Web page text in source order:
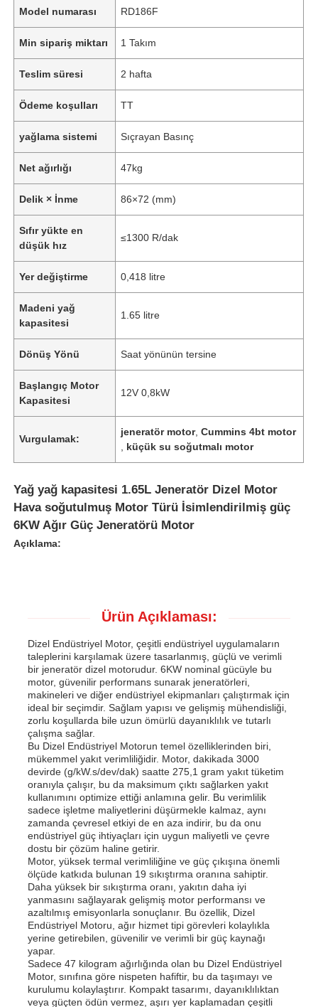
Ana sayfa
Ürünler
VİDEOLAR
Model numarası RD186F
Min sipariş miktarı 1 Takım
Teslim süresi 2 hafta
Ödeme koşulları TT
yağlama sistemi Sıçrayan Basınç
Net ağırlığı 47kg
Delik × İnme 86×72 (mm)
Sıfır yükte en
düşük hız
≤1300 R/dak
Yer değiştirme 0,418 litre
Madeni yağ
kapasitesi
1.65 litre
Dönüş Yönü Saat yönünün tersine
Başlangıç ​​Motor
Kapasitesi
12V 0,8kW
Vurgulamak:
jeneratör motor,Cummins 4bt motor
küçük su soğutmalı motor
Yağ yağ kapasitesi 1.65L Jeneratör Dizel Motor
Hava soğutulmuş Motor Türü İsimlendirilmiş güç
6KW Ağır Güç Jeneratörü Motor
Açıklama:
Ürün Açıklaması:
Dizel Endüstriyel Motor, çeşitli endüstriyel uygulamaların
taleplerini karşılamak üzere tasarlanmış, güçlü ve verimli
bir jeneratör dizel motorudur. 6KW nominal gücüyle bu
motor, güvenilir performans sunarak jeneratörleri,
makineleri ve diğer endüstriyel ekipmanları çalıştırmak için
ideal bir seçimdir. Sağlam yapısı ve gelişmiş mühendisliği,
zorlu koşullarda bile uzun ömürlü dayanıklılık ve tutarlı
çalışma sağlar.
Bu Dizel Endüstriyel Motorun temel özelliklerinden biri,
mükemmel yakıt verimliliğidir. Motor, dakikada 3000
devirde (g/kW.s/dev/dak) saatte 275,1 gram yakıt tüketim
oranıyla çalışır, bu da maksimum çıktı sağlarken yakıt
kullanımını optimize ettiği anlamına gelir. Bu verimlilik
sadece işletme maliyetlerini düşürmekle kalmaz, aynı
zamanda çevresel etkiyi de en aza indirir, bu da onu
endüstriyel güç ihtiyaçları için uygun maliyetli ve çevre
dostu bir çözüm haline getirir.
Motor, yüksek termal verimliliğine ve güç çıkışına önemli
ölçüde katkıda bulunan 19 sıkıştırma oranına sahiptir.
Daha yüksek bir sıkıştırma oranı, yakıtın daha iyi
yanmasını sağlayarak gelişmiş motor performansı ve
azaltılmış emisyonlarla sonuçlanır. Bu özellik, Dizel
Endüstriyel Motoru, ağır hizmet tipi görevleri kolaylıkla
yerine getirebilen, güvenilir ve verimli bir güç kaynağı
yapar.
Sadece 47 kilogram ağırlığında olan bu Dizel Endüstriyel
Motor, sınıfına göre nispeten hafiftir, bu da taşımayı ve
kurulumu kolaylaştırır. Kompakt tasarımı, dayanıklılıktan
veya güçten ödün vermez, aşırı yer kaplamadan çeşitli